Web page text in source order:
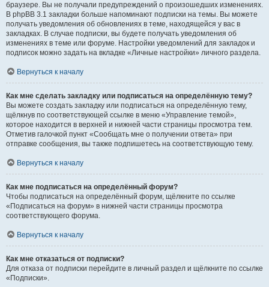
браузере. Вы не получали предупреждений о произошедших изменениях.
В phpBB 3.1 закладки больше напоминают подписки на темы. Вы можете
получать уведомления об обновлениях в теме, находящейся у вас в
закладках. В случае подписки, вы будете получать уведомления об
изменениях в теме или форуме. Настройки уведомлений для закладок и
подписок можно задать на вкладке «Личные настройки» личного раздела.
Вернуться к началу
Как мне сделать закладку или подписаться на определённую тему?
Вы можете создать закладку или подписаться на определённую тему,
щёлкнув по соответствующей ссылке в меню «Управление темой»,
которое находится в верхней и нижней части страницы просмотра тем.
Отметив галочкой пункт «Сообщать мне о получении ответа» при
отправке сообщения, вы также подпишетесь на соответствующую тему.
Вернуться к началу
Как мне подписаться на определённый форум?
Чтобы подписаться на определённый форум, щёлкните по ссылке
«Подписаться на форум» в нижней части страницы просмотра
соответствующего форума.
Вернуться к началу
Как мне отказаться от подписки?
Для отказа от подписки перейдите в личный раздел и щёлкните по ссылке
«Подписки».